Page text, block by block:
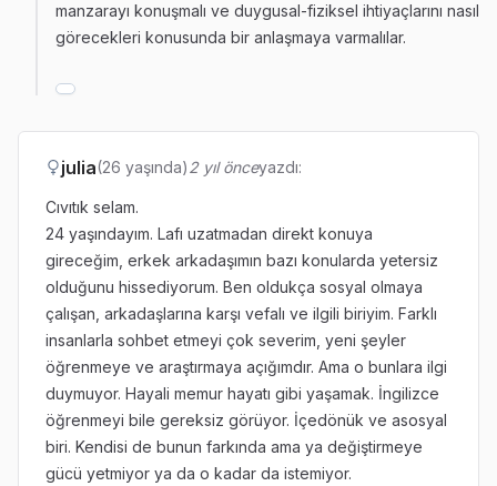
manzarayı konuşmalı ve duygusal-fiziksel ihtiyaçlarını nasıl
görecekleri konusunda bir anlaşmaya varmalılar.
julia(26 yaşında)2 yıl önceyazdı:
Cıvıtık selam.
24 yaşındayım. Lafı uzatmadan direkt konuya
gireceğim, erkek arkadaşımın bazı konularda yetersiz
olduğunu hissediyorum. Ben oldukça sosyal olmaya
çalışan, arkadaşlarına karşı vefalı ve ilgili biriyim. Farklı
insanlarla sohbet etmeyi çok severim, yeni şeyler
öğrenmeye ve araştırmaya açığımdır. Ama o bunlara ilgi
duymuyor. Hayali memur hayatı gibi yaşamak. İngilizce
öğrenmeyi bile gereksiz görüyor. İçedönük ve asosyal
biri. Kendisi de bunun farkında ama ya değiştirmeye
gücü yetmiyor ya da o kadar da istemiyor.